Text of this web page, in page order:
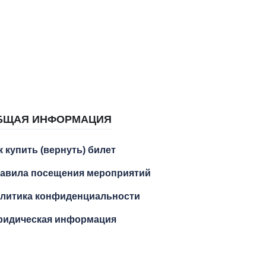
ИНФОРМАЦИЯ
купить (вернуть) билет
посещения мероприятий
конфиденциальности
информация